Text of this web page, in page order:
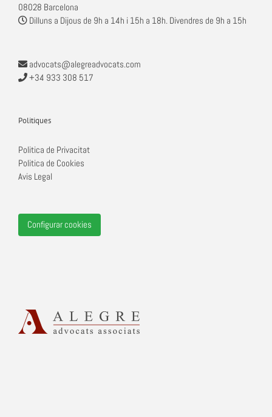
08028 Barcelona
Dilluns a Dijous de 9h a 14h i 15h a 18h. Divendres de 9h a 15h
advocats@alegreadvocats.com
+34 933 308 517
Politiques
Politica de Privacitat
Politica de Cookies
Avis Legal
Configurar cookies